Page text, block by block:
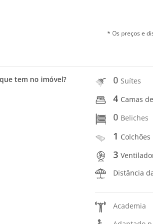
* Os preços e
tem no imóvel? 0 Suítes
4 Camas
0 Beliches
1 Colchões
3
Distância
Academia